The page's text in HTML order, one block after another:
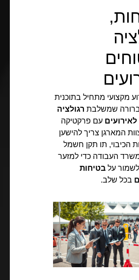
מקצועי מתחיל בתוכנית
שמשלבת רגולציה
עם פרקטיקה
המארגן צריך להישען
הכיבוי, תו תקן חשמל
משרד העבודה כדי למזער
על בטיחות
בכל שלב.